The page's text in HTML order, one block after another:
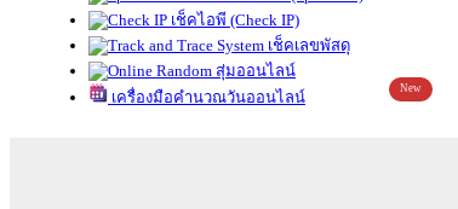
เช็คไอพี (Check IP)
เช็คเลขพัสดุ
สุ่มออนไลน์
เครื่องมือคำนวณวันออนไลน์
New